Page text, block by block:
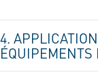
4.
ÉQUIPEMENTS